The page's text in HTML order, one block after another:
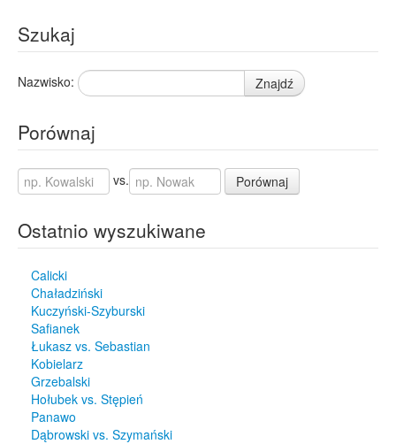
Szukaj
Nazwisko: Znajdź
Porównaj
vs. Porównaj
Ostatnio wyszukiwane
Calicki
Chaładziński
Kuczyński-Szyburski
Safianek
Łukasz vs. Sebastian
Kobielarz
Grzebalski
Hołubek vs. Stępień
Panawo
Dąbrowski vs. Szymański